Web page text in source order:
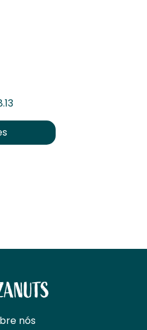
Price range: €3.02 through
nós